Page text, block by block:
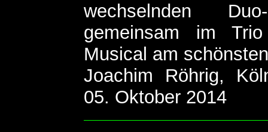
wechselnden
gemeinsam im
Musical am
Joachim Röhrig,
05. Oktober 2014